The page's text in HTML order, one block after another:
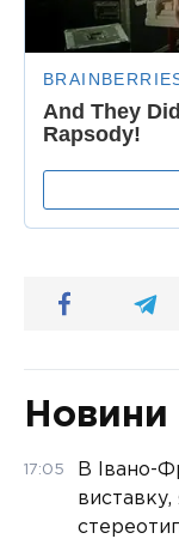
Новини
17:05
В Івано-
виставку,